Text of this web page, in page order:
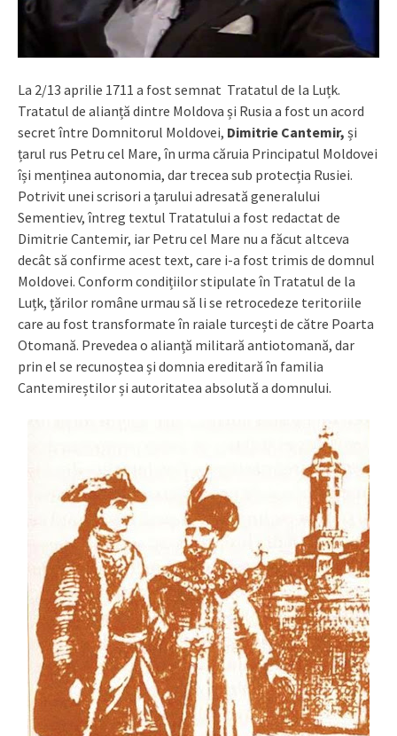
La 2/13 aprilie 1711 a fost semnat Tratatul de la Luțk.
Tratatul de alianță dintre Moldova și Rusia a fost un acord
secret între Domnitorul Moldovei, Dimitrie Cantemir, și
țarul rus Petru cel Mare, în urma căruia Principatul Moldovei
își menținea autonomia, dar trecea sub protecția Rusiei.
Potrivit unei scrisori a țarului adresată generalului
Sementiev, întreg textul Tratatului a fost redactat de
Dimitrie Cantemir, iar Petru cel Mare nu a făcut altceva
decât să confirme acest text, care i-a fost trimis de domnul
Moldovei. Conform condițiilor stipulate în Tratatul de la
Luțk, țărilor române urmau să li se retrocedeze teritoriile
care au fost transformate în raiale turcești de către Poarta
Otomană. Prevedea o alianță militară antiotomană, dar
prin el se recunoștea și domnia ereditară în familia
Cantemireștilor și autoritatea absolută a domnului.